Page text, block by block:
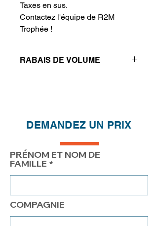
Taxes en sus.
Contactez l'équipe de R2M
Trophée !
RABAIS DE VOLUME
PRIX 230.20$ 180.20$ 155.20$
DEMANDEZ UN PRIX
PRÉNOM ET NOM DE
FAMILLE
COMPAGNIE